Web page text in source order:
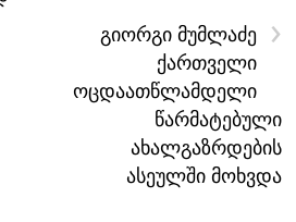
›
გიორგი მუმლაძე
ქართველი
ოცდაათწლამდელი
წარმატებული
ახალგაზრდების
ასეულში მოხვდა